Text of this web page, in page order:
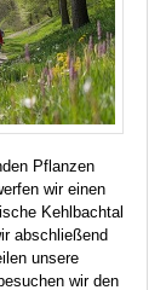
Pflanzen
wir einen
Kehlbachtal
abschließend
unsere
wir den